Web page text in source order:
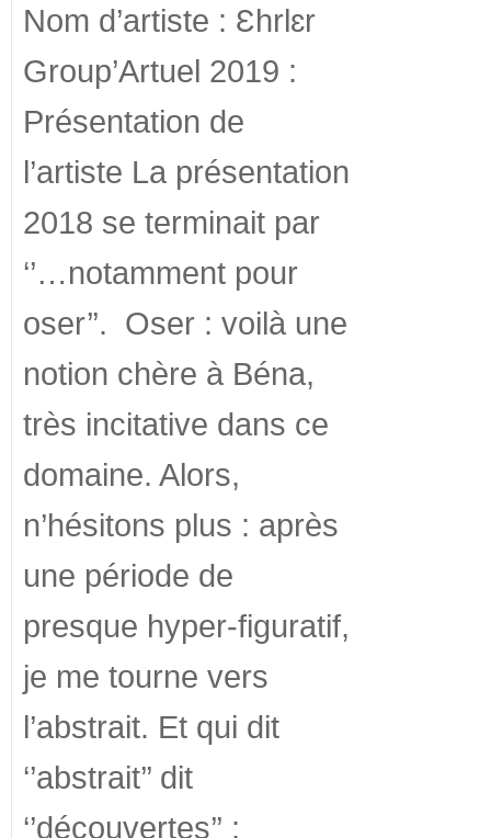
Nom d’artiste : Ɛhrlɛr
Group’Artuel 2019 :
Présentation de
l’artiste La présentation
2018 se terminait par
‘’…notamment pour
oser’’. Oser : voilà une
notion chère à Béna,
très incitative dans ce
domaine. Alors,
n’hésitons plus : après
une période de
presque hyper-figuratif,
je me tourne vers
l’abstrait. Et qui dit
‘’abstrait’’ dit
‘’découvertes’’ :